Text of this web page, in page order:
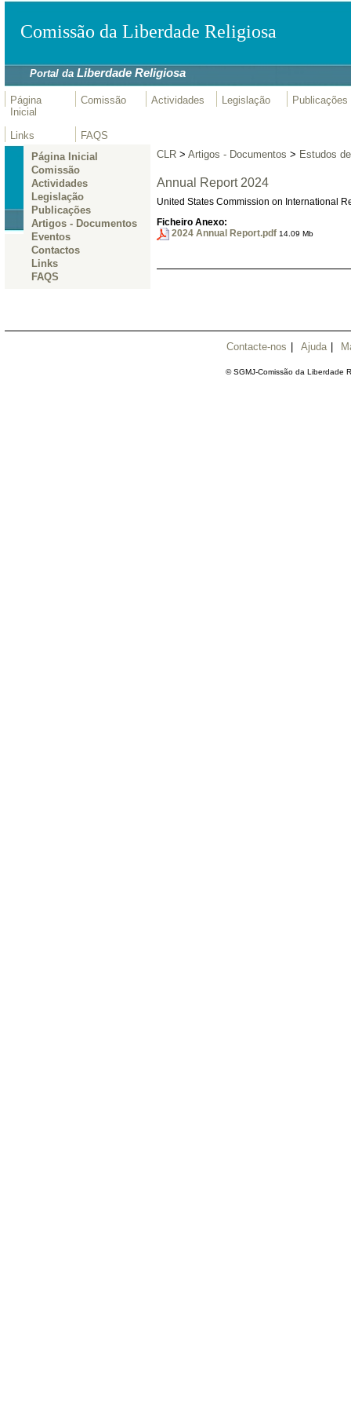
Comissão da Liberdade Religiosa
Portal daLiberdade Religiosa
Página
Inicial
Comissão Actividades Legislação Publicações
Links
FAQS
Página Inicial
Comissão
Actividades
Legislação
Publicações
Artigos - Documentos
Eventos
Contactos
Links
FAQS
CLR> Artigos - Documentos > Estudos
Annual Report 2024
United States Commission on International
Ficheiro Anexo:
2024 Annual Report.pdf 14.09 Mb
Contacte-nos | Ajuda |
© SGMJ-Comissão da Liberdade